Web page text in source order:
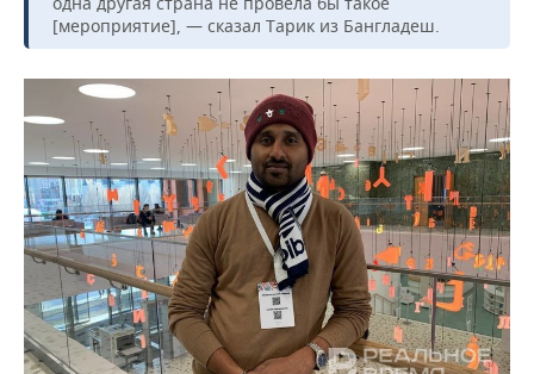
[мероприятие], — сказал Тарик из Бангладеш.